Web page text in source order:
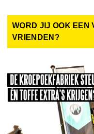
WORD JIJ OOK EEN
VRIENDEN?